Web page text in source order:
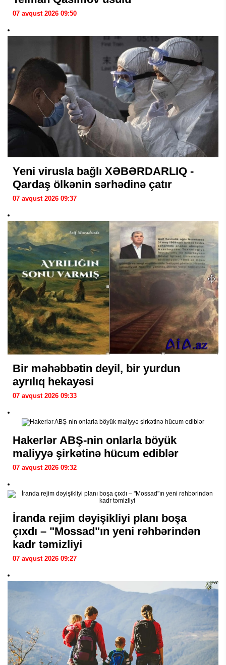
07 avqust 2026 09:50
Yeni virusla bağlı XƏBƏRDARLIQ -
Qardaş ölkənin sərhədinə çatır
07 avqust 2026 09:37
Bir məhəbbətin deyil, bir yurdun
ayrılıq hekayəsi
07 avqust 2026 09:33
Hakerlər ABŞ-nin onlarla böyük
maliyyə şirkətinə hücum ediblər
07 avqust 2026 09:32
İranda rejim dəyişikliyi planı boşa
çıxdı – "Mossad"ın yeni rəhbərindən
kadr təmizliyi
07 avqust 2026 09:27